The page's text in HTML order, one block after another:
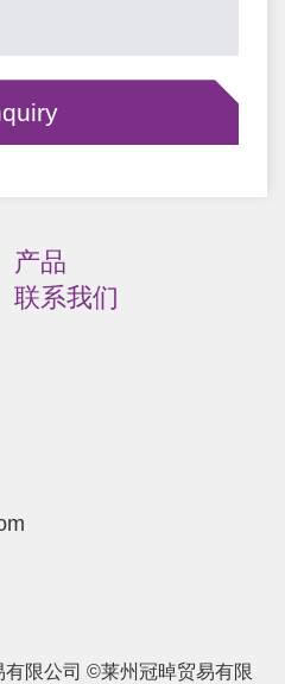
产品
联系我们
限公司 ©莱州冠晫贸易有限